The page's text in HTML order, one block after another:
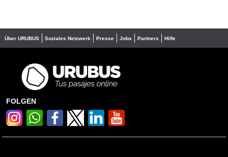
Über URUBUS Soziales Netzwerk Presse Jobs Partners Hilfe
FOLGEN